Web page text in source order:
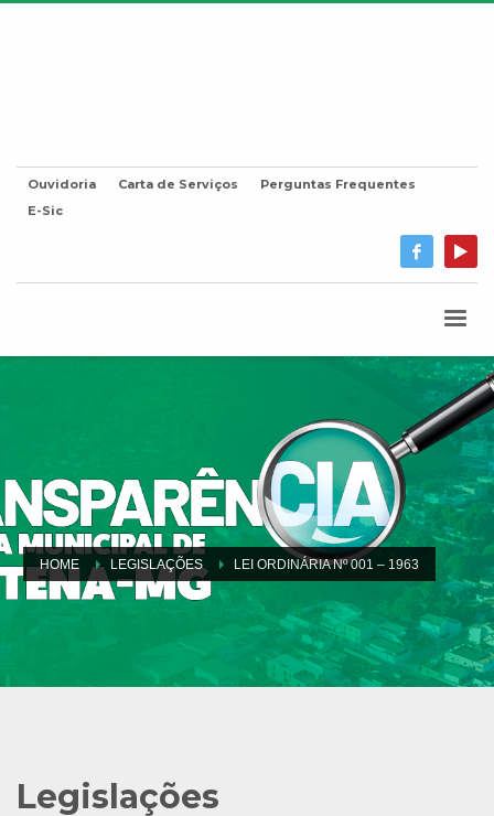
Ouvidoria Carta de Serviços
Perguntas Frequentes
E-Sic
HOME LEGISLAÇÕES LEI ORDINÁRIA Nº 001 – 1963
Legislações